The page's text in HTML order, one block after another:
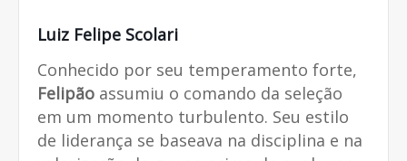
Luiz Felipe Scolari
Conhecido por seu temperamento forte,
Felipão assumiu o comando da seleção
em um momento turbulento. Seu estilo
de liderança se baseava na disciplina e na